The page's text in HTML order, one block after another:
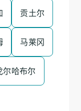
贡土尔
马莱冈
尔哈布尔